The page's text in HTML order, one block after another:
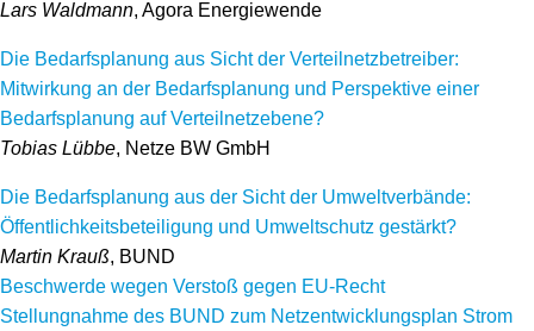
Lars Waldmann, Agora Energiewende
Die Bedarfsplanung aus Sicht der Verteilnetzbetreiber:
Mitwirkung an der Bedarfsplanung und Perspektive einer
Bedarfsplanung auf Verteilnetzebene?
Tobias Lübbe, Netze BW GmbH
Die Bedarfsplanung aus der Sicht der Umweltverbände:
Öffentlichkeitsbeteiligung und Umweltschutz gestärkt?
Martin Krauß, BUND
Beschwerde wegen Verstoß gegen EU-Recht
Stellungnahme des BUND zum Netzentwicklungsplan Strom